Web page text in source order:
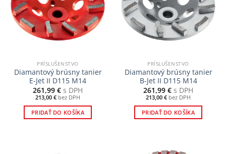
PRÍSLUŠENSTVO
Diamantový brúsny tanier
E-Jet II D115 M14
261,99 € s DPH
213,00 € bez DPH
PRIDAŤ DO KOŠÍKA
PRÍSLUŠENSTVO
Diamantový brúsny tanier
B-Jet II D115 M14
261,99 € s DPH
213,00 € bez DPH
PRIDAŤ DO KOŠÍKA